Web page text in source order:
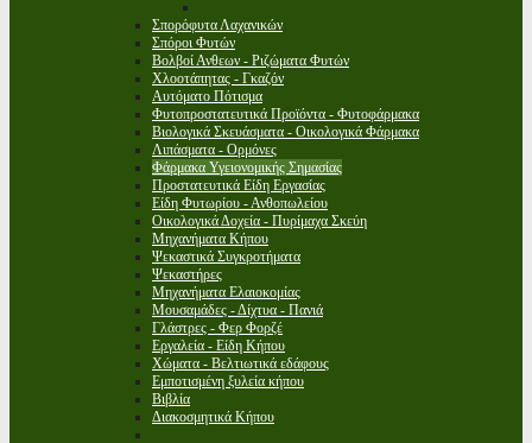
Σπορόφυτα Λαχανικών
Σπόροι Φυτών
Βολβοί Ανθεων - Ριζώματα Φυτών
Χλοοτάπητας - Γκαζόν
Αυτόματο Πότισμα
Φυτοπροστατευτικά Προϊόντα - Φυτοφάρμακα
Βιολογικά Σκευάσματα - Οικολογικά Φάρμακα
Λιπάσματα - Ορμόνες
Φάρμακα Υγειονομικής Σημασίας
Προστατευτικά Είδη Εργασίας
Είδη Φυτωρίου - Ανθοπωλείου
Οικολογικά Δοχεία - Πυρίμαχα Σκεύη
Μηχανήματα Κήπου
Ψεκαστικά Συγκροτήματα
Ψεκαστήρες
Μηχανήματα Ελαιοκομίας
Μουσαμάδες - Δίχτυα - Πανιά
Γλάστρες - Φερ Φορζέ
Εργαλεία - Είδη Κήπου
Χώματα - Βελτιωτικά εδάφους
Εμποτισμένη ξυλεία κήπου
Βιβλία
Διακοσμητικά Κήπου